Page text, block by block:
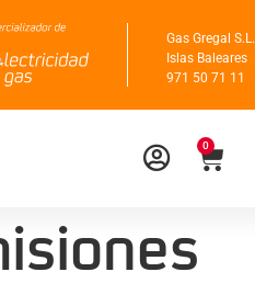
Gas Gregal S.L.
Islas Baleares
971 50 71 11
0